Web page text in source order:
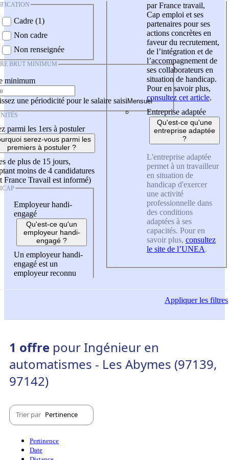
Cadre (1)
Non cadre
Non renseignée
BRUT MINIMUM
minimum
une périodicité pour le salaire saisi
parmi les 1ers à postuler
serez-vous parmi les
premiers à postuler ?
de plus de 15 jours,
moins de 4 candidatures
France Travail est informé)
Employeur handi-
engagé
Qu'est-ce qu'un
employeur handi-
engagé ?
Un employeur handi-
engagé est un
employeur reconnu
par France travail,
Cap emploi et ses
partenaires pour ses
actions concrètes en
faveur du recrutement,
de l’intégration et de
l’accompagnement de
ses collaborateurs en
situation de handicap.
Pour en savoir plus,
consultez cet article.
Entreprise adaptée
Qu'est-ce qu'une
entreprise adaptée
?
L'entreprise adaptée
permet à un travailleur
en situation de
handicap d'exercer
une activité
professionnelle dans
des conditions
adaptées à ses
capacités. Pour en
savoir plus, consultez
le site de l’UNEA.
Appliquerles filtres
1 offre pour Ingénieur en
automatismes - Les Abymes (97139,
97142)
Trier par Pertinence
Pertinence
Date